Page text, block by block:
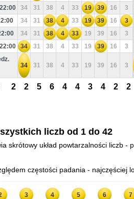
34 31 38 4 33 19 39 16 3
34 31 38 4 33 19 39 16 3
34 31 38 4 33 19 39 16 3
34 31 38 4 33 19 39 16 3
34 31 38 4 33 19 39 16 3
2 2 5 6 4 4 3 4 2 2
liczb od 1 do 42
skrótowy układ powtarzalności liczb
częstości padania - najczęściej
3 4 5 6 7